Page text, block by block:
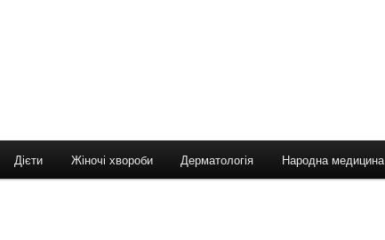
Дієти Жіночі хвороби Дерматологія Народна медицина